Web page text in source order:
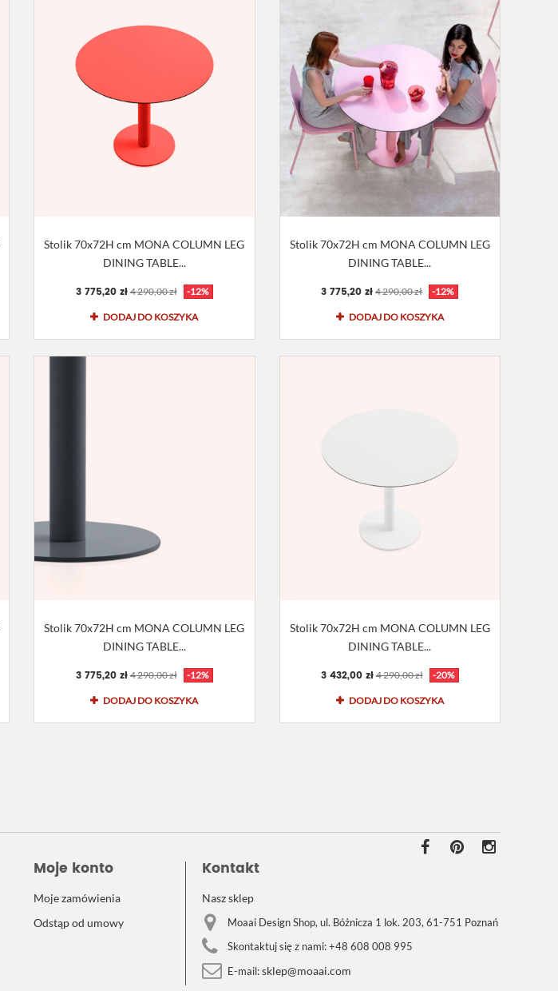
Stolik 70x72H cm MONA COLUMN LEG
DINING TABLE...
3 775,20 zł 4 290,00 zł -12%
DODAJ DO KOSZYKA
Stolik 70x72H cm MONA COLUMN LEG
DINING TABLE...
3 775,20 zł 4 290,00 zł -12%
DODAJ DO KOSZYKA
Stolik 70x72H cm MONA COLUMN LEG
DINING TABLE...
3 775,20 zł 4 290,00 zł -12%
DODAJ DO KOSZYKA
Stolik 70x72H cm MONA COLUMN LEG
DINING TABLE...
3 432,00 zł 4 290,00 zł -20%
DODAJ DO KOSZYKA
Moje konto
Moje zamówienia
Odstąp od umowy
Kontakt
Nasz sklep
Moaai Design Shop, ul. Bóżnicza 1 lok. 203, 61-751 Poznań
Skontaktuj się z nami:+48 608 008 995
E-mail:sklep@moaai.com